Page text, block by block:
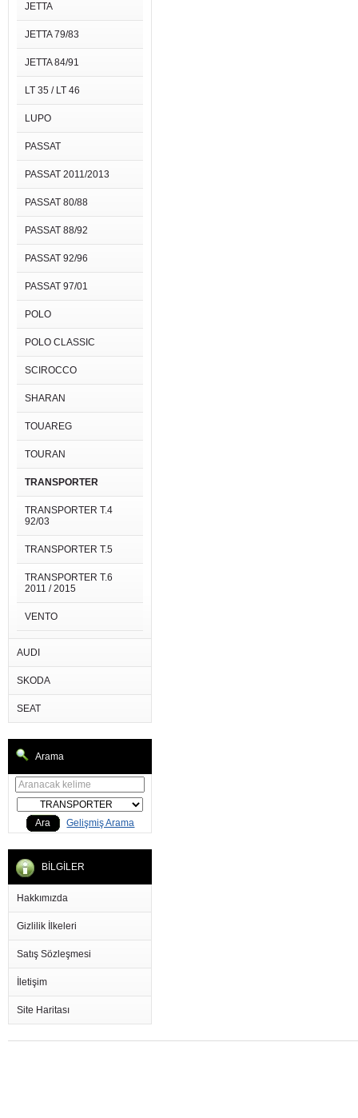
JETTA
JETTA 79/83
JETTA 84/91
LT 35 / LT 46
LUPO
PASSAT
PASSAT 2011/2013
PASSAT 80/88
PASSAT 88/92
PASSAT 92/96
PASSAT 97/01
POLO
POLO CLASSIC
SCIROCCO
SHARAN
TOUAREG
TOURAN
TRANSPORTER
TRANSPORTER T.4
92/03
TRANSPORTER T.5
TRANSPORTER T.6
2011 / 2015
VENTO
AUDI
SKODA
SEAT
Arama
Ara Gelişmiş Arama
BİLGİLER
Hakkımızda
Gizlilik İlkeleri
Satış Sözleşmesi
İletişim
Site Haritası